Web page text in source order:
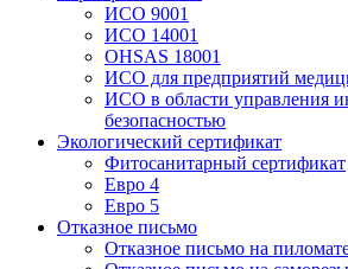
ИСО 9001
ИСО 14001
OHSAS 18001
ИСО для предприятий
ИСО в области управления
безопасностью
Экологический сертификат
Фитосанитарный сертификат
Евро 4
Евро 5
Отказное письмо
Отказное письмо на